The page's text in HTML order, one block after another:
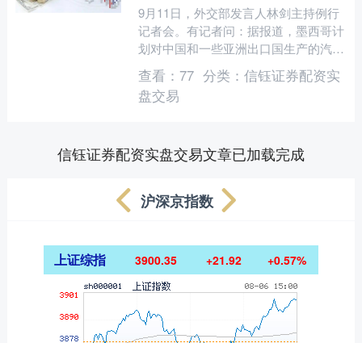
9月11日，外交部发言人林剑主持例行
记者会。有记者问：据报道，墨西哥计
划对中国和一些亚洲出口国生产的汽车
和其他产品征收高达50%的关税，请问
外交部有何回应？ 林....
查看： 77 分类： 信钰证券配资实
盘交易
信钰证券配资实盘交易文章已加载完成
沪深京指数
上证综指 3900.35 +21.92 +0.57%